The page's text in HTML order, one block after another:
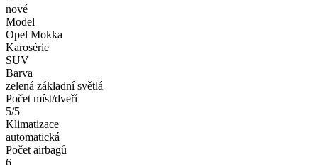
nové
Model
Opel Mokka
Karosérie
SUV
Barva
zelená základní světlá
Počet míst/dveří
5/5
Klimatizace
automatická
Počet airbagů
6